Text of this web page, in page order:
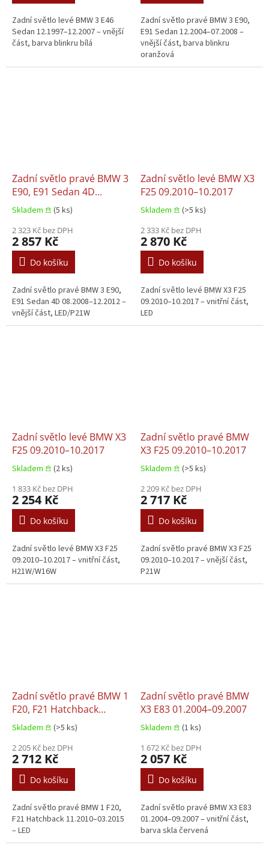
Zadní světlo levé BMW 3 E46
Sedan 12.1997–12.2007 – vnější
část, barva blinkru bílá
Zadní světlo pravé BMW 3 E90,
E91 Sedan 12.2004–07.2008 –
vnější část, barva blinkru
oranžová
Zadní světlo pravé BMW 3
E90, E91 Sedan 4D
08.2008–12.2012
Skladem 𖠿 (5 ks)
2 323 Kč bez DPH
2 857 Kč
Do košíku
Zadní světlo pravé BMW 3 E90,
E91 Sedan 4D 08.2008–12.2012 –
vnější část, LED/P21W
Zadní světlo levé BMW X3
F25 09.2010–10.2017
Skladem 𖠿 (>5 ks)
2 333 Kč bez DPH
2 870 Kč
Do košíku
Zadní světlo levé BMW X3 F25
09.2010–10.2017 – vnitřní část,
LED
Zadní světlo levé BMW X3
F25 09.2010–10.2017
Skladem 𖠿 (2 ks)
1 833 Kč bez DPH
2 254 Kč
Do košíku
Zadní světlo levé BMW X3 F25
09.2010–10.2017 – vnitřní část,
H21W/W16W
Zadní světlo pravé BMW
X3 F25 09.2010–10.2017
Skladem 𖠿 (>5 ks)
2 209 Kč bez DPH
2 717 Kč
Do košíku
Zadní světlo pravé BMW X3 F25
09.2010–10.2017 – vnější část,
P21W
Zadní světlo pravé BMW 1
F20, F21 Hatchback
11.2010–03.2015
Skladem 𖠿 (>5 ks)
2 205 Kč bez DPH
2 712 Kč
Do košíku
Zadní světlo pravé BMW 1 F20,
F21 Hatchback 11.2010–03.2015
– LED
Zadní světlo pravé BMW
X3 E83 01.2004–09.2007
Skladem 𖠿 (1 ks)
1 672 Kč bez DPH
2 057 Kč
Do košíku
Zadní světlo pravé BMW X3 E83
01.2004–09.2007 – vnitřní část,
barva skla červená